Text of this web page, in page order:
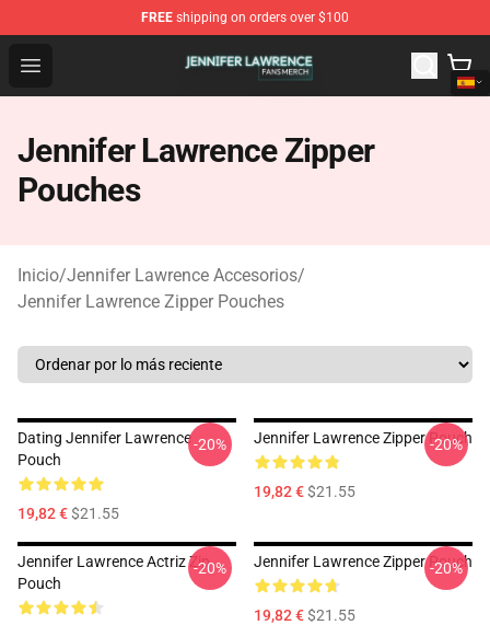
FREE shipping on orders over $100
Open menu
Jennifer Lawrence Shop - Official Jennifer Lawrence
Jennifer Lawrence Zipper
Pouches
Inicio/Jennifer Lawrence Accesorios/
Jennifer Lawrence Zipper Pouches
Dating Jennifer Lawrence
Pouch
19,82 €$21.55
-20% Jennifer Lawrence Zipper Pouch
19,82 €$21.55
-20%
Jennifer Lawrence Actriz Zip
Pouch
-20% Jennifer Lawrence Zipper Pouch
19,82 €$21.55
-20%